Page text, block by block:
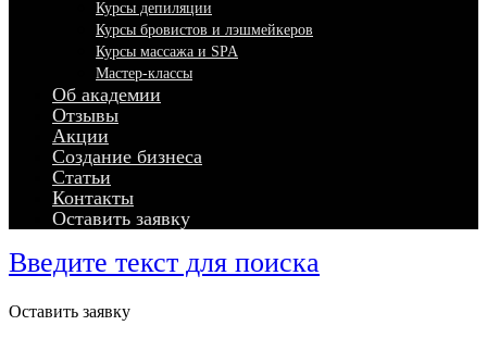
Курсы депиляции
Курсы бровистов и лэшмейкеров
Курсы массажа и SPA
Мастер-классы
Об академии
Отзывы
Акции
Создание бизнеса
Статьи
Контакты
Оставить заявку
Введите текст для поиска
Оставить заявку